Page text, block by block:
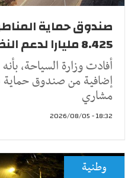
صندوق حماية
8.425 مليارا لدعم النظافة والتهيئة
أفادت وزارة السياحة،
إضافية من صندوق حماية
مشاري
18:32 - 2026/08/05
وطنية